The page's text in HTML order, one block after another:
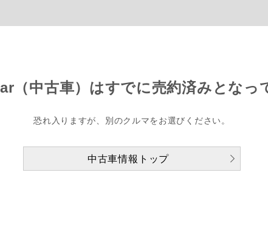
（中古車）はすでに売約済みとなっ
恐れ入りますが、別のクルマをお選びください。
中古車情報トップ